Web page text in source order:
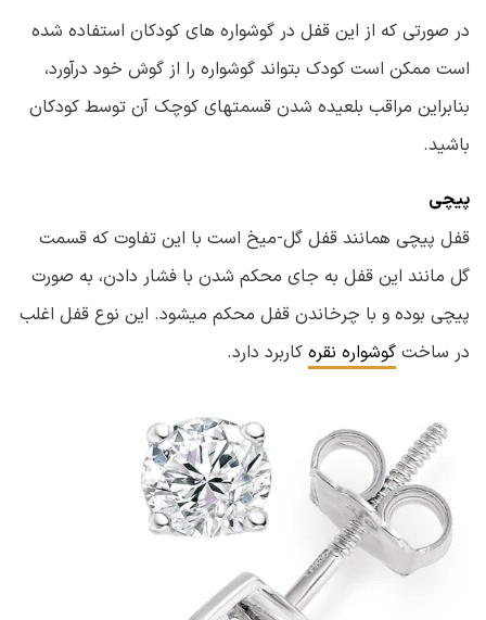
در صورتی که از این قفل در گوشواره های کودکان استفاده شده
است ممکن است کودک بتواند گوشواره را از گوش خود درآورد،
بنابراین مراقب بلعیده شدن قسمتهای کوچک آن توسط کودکان
باشید.
پیچی
قفل پیچی همانند قفل گل-میخ است با این تفاوت که قسمت
گل مانند این قفل به جای محکم شدن با فشار دادن، به صورت
پیچی بوده و با چرخاندن قفل محکم میشود. این نوع قفل اغلب
در ساخت گوشواره نقره کاربرد دارد.